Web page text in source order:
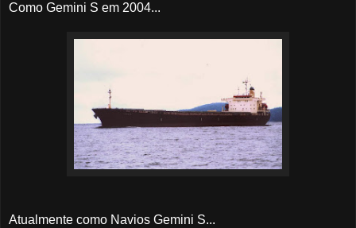
Como Gemini S em 2004...
Atualmente como Navios Gemini S...